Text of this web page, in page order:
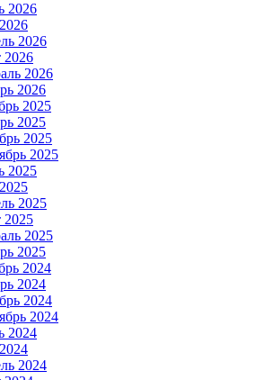
2026
2026
2026
2026
2025
2025
2025
2025
2025
2025
2025
2025
2024
2024
2024
2024
2024
2024